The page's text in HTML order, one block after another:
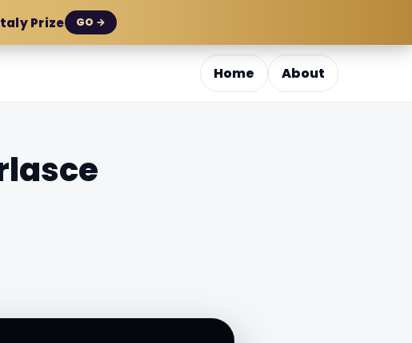
Prize GO →
Home About